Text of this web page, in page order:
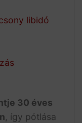
libidó
30 éves
, így pótlása